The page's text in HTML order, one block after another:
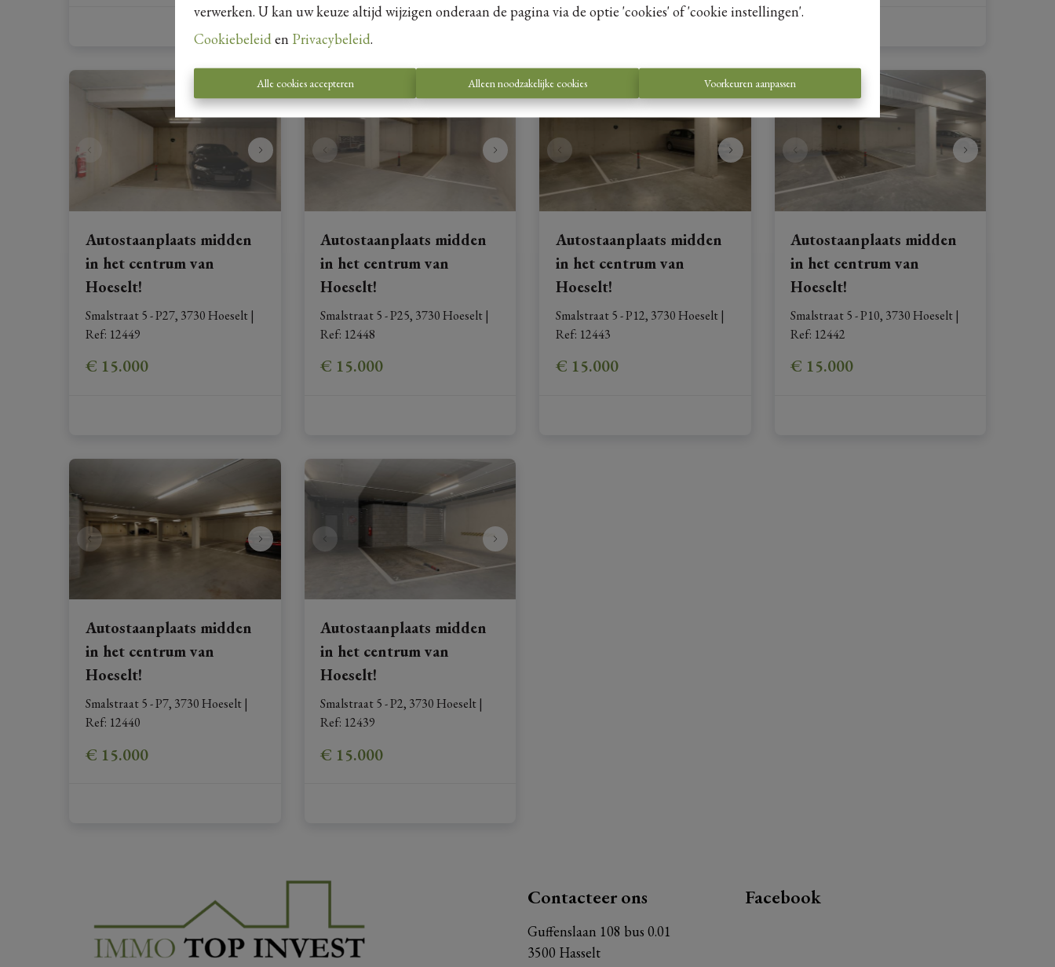
verwerken. U kan uw keuze altijd wijzigen onderaan de pagina via de optie 'cookies' of 'cookie instellingen'.
Cookiebeleid en Privacybeleid.
Alle cookies accepteren Alleen noodzakelijke cookies Voorkeuren aanpassen
Autostaanplaats midden
in het centrum van
Hoeselt!
Smalstraat 5 - P27, 3730 Hoeselt |
Ref: 12449
€ 15.000
Autostaanplaats midden
in het centrum van
Hoeselt!
Smalstraat 5 - P25, 3730 Hoeselt|
Ref: 12448
€ 15.000
Autostaanplaats midden
in het centrum van
Hoeselt!
Smalstraat 5 - P12, 3730 Hoeselt |
Ref: 12443
€ 15.000
Autostaanplaats midden
in het centrum van
Hoeselt!
Smalstraat 5 - P10, 3730 Hoeselt|
Ref: 12442
€ 15.000
Autostaanplaats midden
in het centrum van
Hoeselt!
Smalstraat 5 - P7, 3730 Hoeselt |
Ref: 12440
€ 15.000
Autostaanplaats midden
in het centrum van
Hoeselt!
Smalstraat 5 - P2, 3730 Hoeselt|
Ref: 12439
€ 15.000
Contacteer ons
Guffenslaan 108 bus 0.01
3500 Hasselt
Facebook